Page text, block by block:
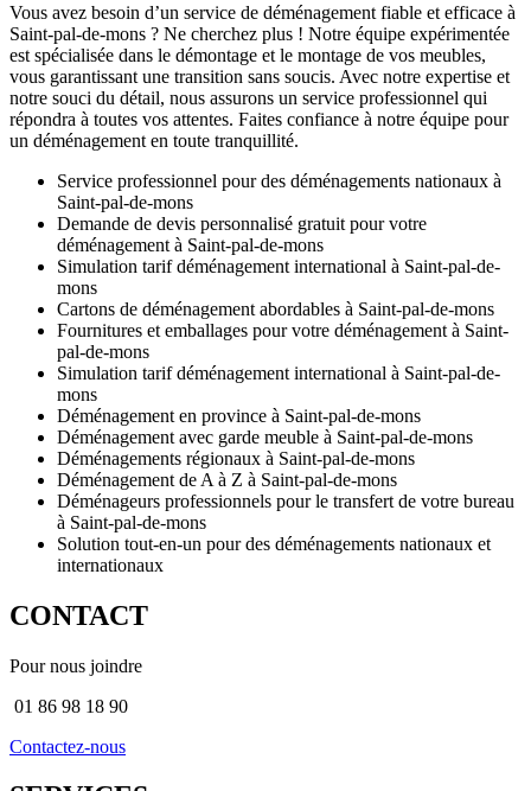
Vous avez besoin d’un service de déménagement fiable et efficace à
Saint-pal-de-mons ? Ne cherchez plus ! Notre équipe expérimentée
est spécialisée dans le démontage et le montage de vos meubles,
vous garantissant une transition sans soucis. Avec notre expertise et
notre souci du détail, nous assurons un service professionnel qui
répondra à toutes vos attentes. Faites confiance à notre équipe pour
un déménagement en toute tranquillité.
Service professionnel pour des déménagements nationaux à
Saint-pal-de-mons
Demande de devis personnalisé gratuit pour votre
déménagement à Saint-pal-de-mons
Simulation tarif déménagement international à Saint-pal-de-
mons
Cartons de déménagement abordables à Saint-pal-de-mons
Fournitures et emballages pour votre déménagement à Saint-
pal-de-mons
Simulation tarif déménagement international à Saint-pal-de-
mons
Déménagement en province à Saint-pal-de-mons
Déménagement avec garde meuble à Saint-pal-de-mons
Déménagements régionaux à Saint-pal-de-mons
Déménagement de A à Z à Saint-pal-de-mons
Déménageurs professionnels pour le transfert de votre bureau
à Saint-pal-de-mons
Solution tout-en-un pour des déménagements nationaux et
internationaux
CONTACT
Pour nous joindre
01 86 98 18 90
Contactez-nous